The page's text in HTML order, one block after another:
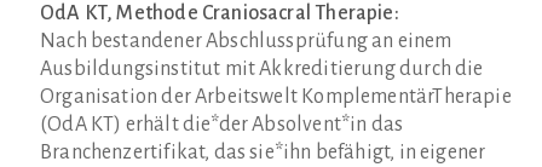
OdA KT, Methode Craniosacral Therapie:
Nach bestandener Abschlussprüfung an einem
Ausbildungsinstitut mit Akkreditierung durch die
Organisation der Arbeitswelt KomplementärTherapie
(OdA KT) erhält die*der Absolvent*in das
Branchenzertifikat, das sie*ihn befähigt, in eigener